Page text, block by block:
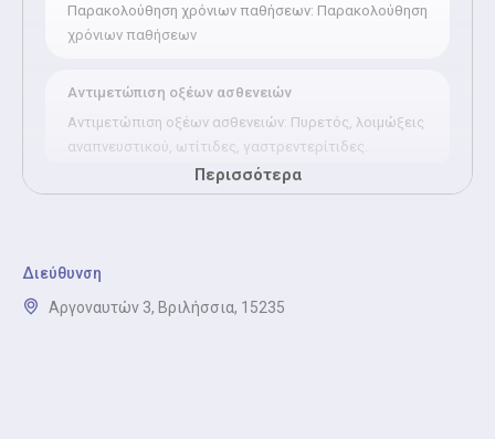
Διεύθυνση
Αργοναυτών 3, Βριλήσσια, 15235
Παρακολούθηση χρόνιων παθήσεων: Παρακολούθηση
χρόνιων παθήσεων
Αντιμετώπιση οξέων ασθενειών
Αντιμετώπιση οξέων ασθενειών: Πυρετός, λοιμώξεις
αναπνευστικού, ωτίτιδες, γαστρεντερίτιδες.
Εμβολιασμοί
Περισσότερα